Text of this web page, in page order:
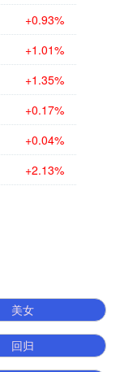
+0.93%
+1.01%
+1.35%
+0.17%
+0.04%
+2.13%
美女
回归